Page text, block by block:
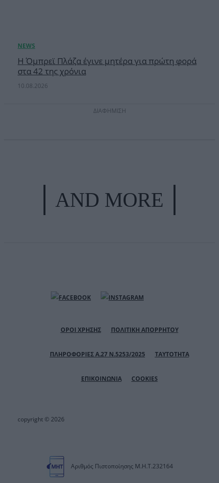
Η Όμπρεϊ Πλάζα έγινε μητέρα για πρώτη φορά
στα 42 της χρόνια
10.08.2026
ΔΙΑΦΗΜΙΣΗ
AND MORE
ΟΡΟΙ ΧΡΗΣΗΣ ΠΟΛΙΤΙΚΗ ΑΠΟΡΡΗΤΟΥ
ΠΛΗΡΟΦΟΡΙΕΣ Α.27 Ν.5253/2025 ΤΑΥΤΟΤΗΤΑ
ΕΠΙΚΟΙΝΩΝΙΑ COOKIES
copyright © 2026
Αριθμός Πιστοποίησης Μ.Η.Τ.232164